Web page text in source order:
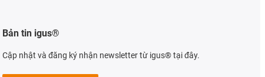
Bản tin igus®
Cập nhật và đăng ký nhận newsletter từ igus® tại đây.